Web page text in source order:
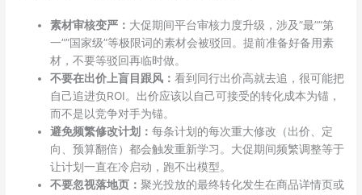
素材审核变严： 大促期间平台审核力度升级，涉及”最””第
一””国家级”等极限词的素材会被驳回。提前准备好备用素
材，不要等驳回再临时做。
不要在出价上盲目跟风：看到同行出价高就去追，很可能把
自己追进负ROI。出价应该以自己可接受的转化成本为锚，
而不是以竞争对手为锚。
避免频繁修改计划：每条计划的每次重大修改（出价、定
向、预算翻倍）都会触发重新学习。大促期间频繁调整等于
让计划一直在冷启动，跑不出模型。
不要忽视落地页：聚光投放的最终转化发生在商品详情页或